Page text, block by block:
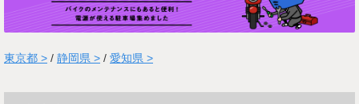
東京都 > / 静岡県 > / 愛知県 >